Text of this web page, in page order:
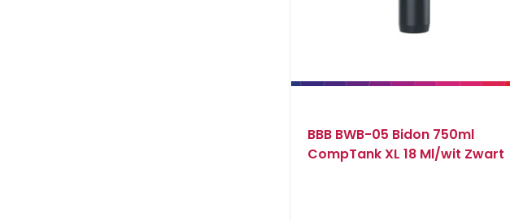
BBB BWB-05 Bidon 750ml
CompTank XL 18 Ml/wit Zwart